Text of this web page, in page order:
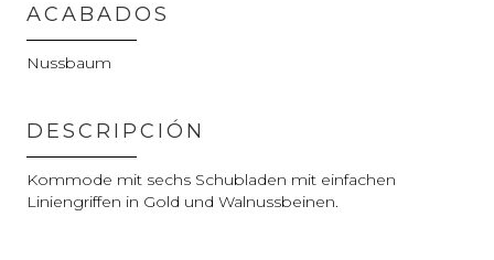
ACABADOS
Nussbaum
DESCRIPCIÓN
Kommode mit sechs Schubladen mit einfachen
Liniengriffen in Gold und Walnussbeinen.